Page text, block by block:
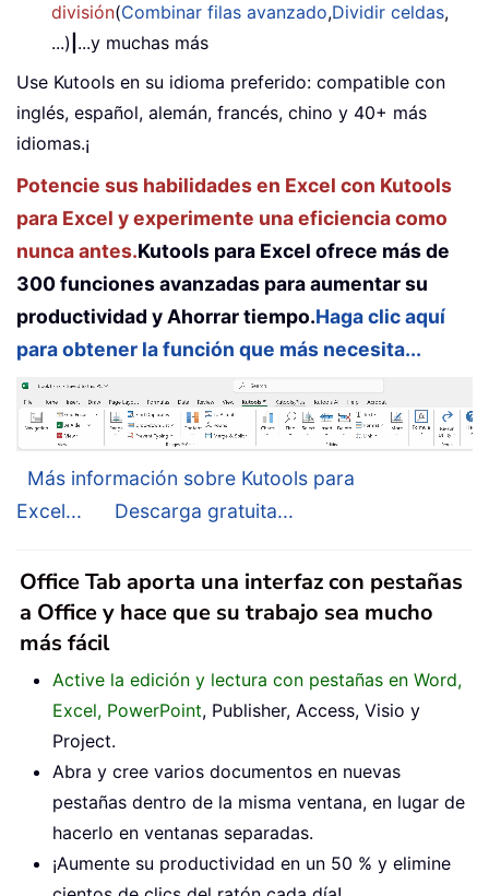
división(Combinar filas avanzado,Dividir celdas,
...) ...y muchas más
Use Kutools en su idioma preferido: compatible con
inglés, español, alemán, francés, chino y 40+ más
idiomas.¡
Potencie sus habilidades en Excel con Kutools
para Excel y experimente una eficiencia como
nunca antes.Kutools para Excel ofrece más de
300 funciones avanzadas para aumentar su
productividad y Ahorrar tiempo.Haga clic aquí
para obtener la función que más necesita...
Más información sobre Kutools para
Excel...
Descarga gratuita...
Office Tab aporta una interfaz con pestañas
a Office y hace que su trabajo sea mucho
más fácil
Active la edición y lectura con pestañas en Word,
Excel, PowerPoint, Publisher, Access, Visio y
Project.
Abra y cree varios documentos en nuevas
pestañas dentro de la misma ventana, en lugar de
hacerlo en ventanas separadas.
¡Aumente su productividad en un 50 % y elimine